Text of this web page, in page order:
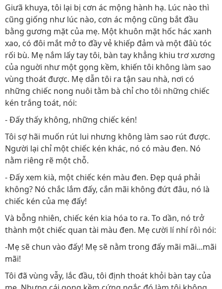
Giưã khuya, tôi lại bị cơn ác mộng hành hạ. Lúc nào thì
cũng giống như lúc nào, cơn ác mộng cũng bắt đầu
bằng gương mặt của mẹ. Một khuôn mặt hốc hác xanh
xao, có đôi mắt mở to đầy vẻ khiếp đảm và một đâù tóc
rối bù. Mẹ nắm lấy tay tôi, bàn tay khẳng khiu trơ xương
của nguời như một gọng kềm, khiến tôi không làm sao
vùng thoát được. Mẹ dẫn tôi ra tận sau nhà, nơi có
những chiếc nong nuôi tằm bà chỉ cho tôi những chiếc
kén trắng toát, nói:
- Đấy thấy không, những chiếc kén!
Tôi sợ hãi muốn rút lui nhưng không làm sao rút được.
Người lại chỉ một chiếc kén khác, nó có màu đen. Nó
nằm riêng rẽ một chỗ.
- Đấy xem kià, một chiếc kén màu đen. Đẹp quá phải
không? Nó chắc lắm đấy, cắn mãi không đứt đâu, nó là
chiếc kén của mẹ đấy!
Và bỗng nhiên, chiếc kén kia hóa to ra. To dần, nó trở
thành một chiếc quan tài màu đen. Mẹ cười lí nhí rôì nói:
-Mẹ sẽ chun vào đấy! Mẹ sẽ nằm trong đấy mãi mãi...mãi
mãi!
Tôi đã vùng vẫy, lắc đầu, tôi định thoát khỏi bàn tay của